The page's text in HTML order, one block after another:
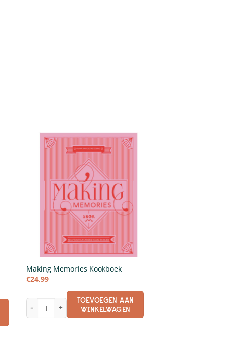
leven aantal
Making Memories Kookboek
€24,99
Making Memories Kookboek aantal
TOEVOEGEN AAN
WINKELWAGEN